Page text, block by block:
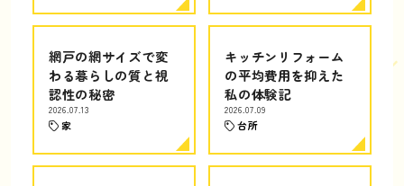
網戸の網サイズで変
わる暮らしの質と視
認性の秘密
2026.07.13
家
キッチンリフォーム
の平均費用を抑えた
私の体験記
2026.07.09
台所